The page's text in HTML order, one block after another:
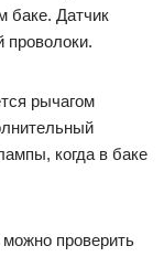
баке. Датчик
проволоки.
рычагом
когда в баке
можно проверить